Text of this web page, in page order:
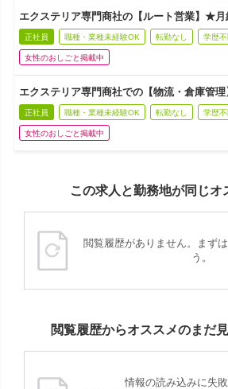
エクステリア専門商社の【ルート営業】★月
正社員 職種・業種未経験OK 転勤なし 学歴不
女性のおしごと掲載中
エクステリア専門商社での【物流・倉庫管理
正社員 職種・業種未経験OK 転勤なし 学歴不
女性のおしごと掲載中
この求人と勤務地が同じオ
閲覧履歴がありません。まず
う。
閲覧履歴からオススメのまだ
情報の読み込みに失敗